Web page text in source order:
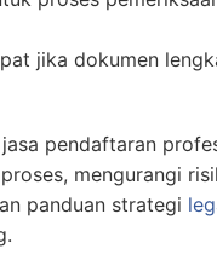
jika dokumen
pendaftaran
mengurangi
panduan strategi